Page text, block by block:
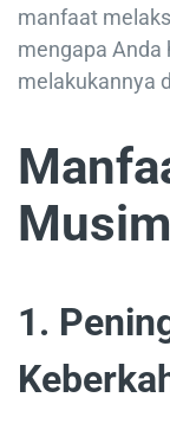
manfaat
mengapa
melakukannya
1.